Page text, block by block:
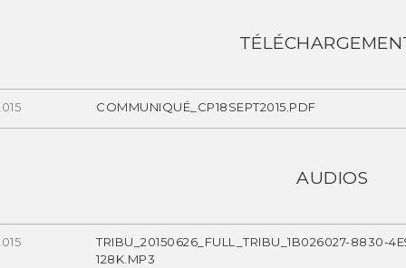
COMMUNIQUÉ_CP18SEPT2015.PDF
AUDIOS
TRIBU_20150626_FULL_TRIBU_1B026027-8830-
128K.MP3